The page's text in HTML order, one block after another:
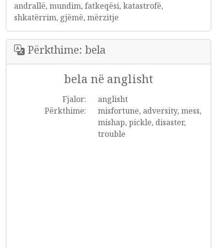
andrallë, mundim, fatkeqësi, katastrofë,
shkatërrim, gjëmë, mërzitje
Përkthime: bela
bela në anglisht
Fjalor:
anglisht
Përkthime:
misfortune, adversity, mess,
mishap, pickle, disaster,
trouble